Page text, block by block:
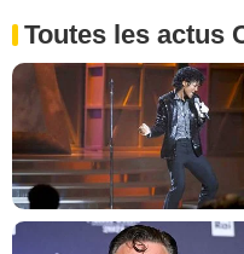
Toutes les actus